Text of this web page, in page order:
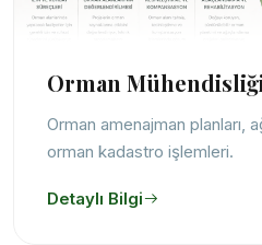
Orman
Orman amenajman planları,
orman kadastro işlemleri.
Detaylı Bilgi